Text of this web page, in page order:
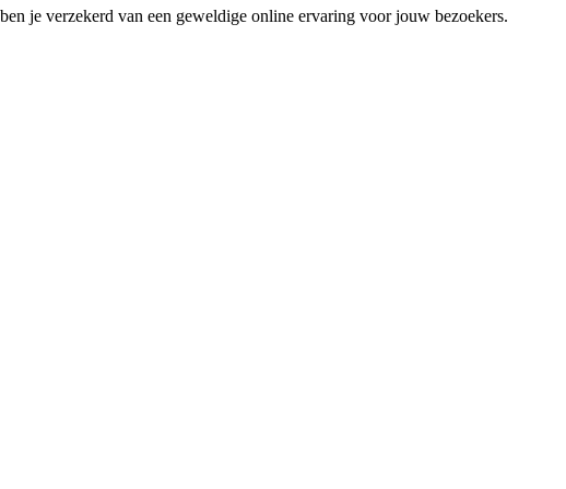
je verzekerd van een geweldige online ervaring voor jouw bezoekers.